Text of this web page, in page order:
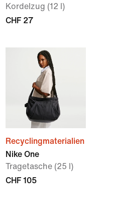
Kordelzug (12 l)
CHF 27
Recyclingmaterialien
Nike One
Tragetasche (25 l)
CHF 105